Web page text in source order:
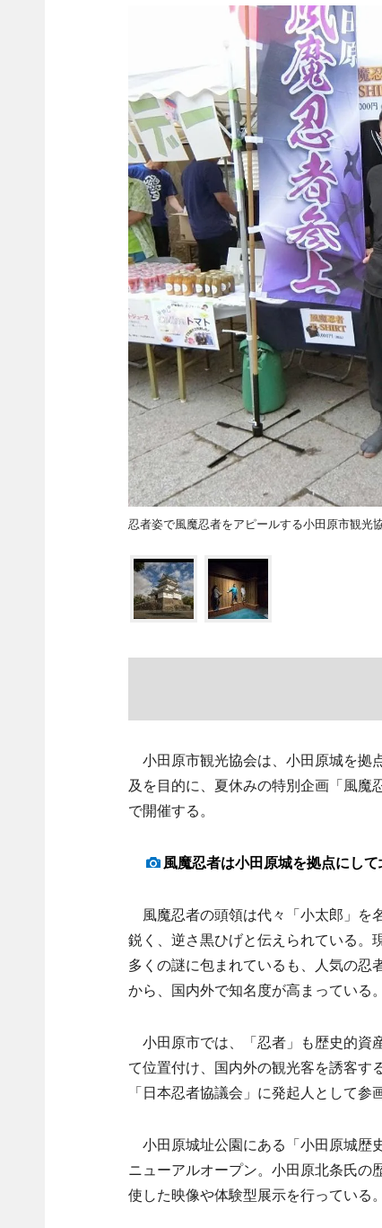
忍者姿で風魔忍者をアピールする小田原市観光
小田原市観光協会は、小田原城を拠
及を目的に、夏休みの特別企画「風魔
で開催する。
風魔忍者は小田原城を拠点にし
風魔忍者の頭領は代々「小太郎」を
鋭く、逆さ黒ひげと伝えられている。
多くの謎に包まれているも、人気の忍
から、国内外で知名度が高まっている。
小田原市では、「忍者」も歴史的資
て位置付け、国内外の観光客を誘客す
「日本忍者協議会」に発起人として参
小田原城址公園にある「小田原城歴
ニューアルオープン。小田原北条氏の
使した映像や体験型展示を行っている。